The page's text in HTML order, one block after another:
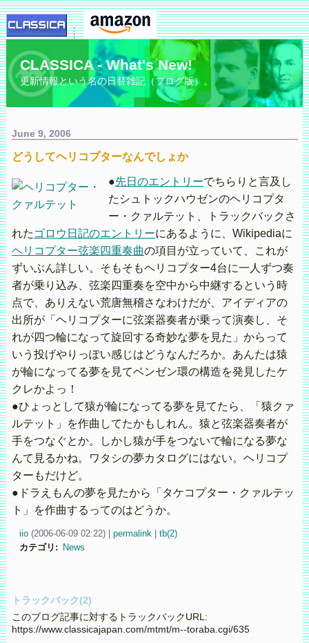
CLASSICA - What's New!
更新情報という名の日替雑記（ブログ版）。
June 9, 2006
どうしてヘリコプターなんでしょか
●先日のエントリーでちらりと言及し
たシュトックハウゼンのヘリコプタ
ー・クァルテット、トラックバックさ
れた ゴロウ日記のエントリーにあるように、Wikipediaに
ヘリコプター弦楽四重奏曲の項目が立っていて、これが
ずいぶん詳しい。そもそもヘリコプター4台に一人ずつ奏
者が乗り込み、弦楽四重奏を空中から中継するという時
点で、ありえない荒唐無稽さなわけだが、アイディアの
出所が「ヘリコプターに弦楽器奏者が乗って演奏し、そ
れが四つ輪になって旋回する奇妙な夢を見た」からって
いう投げやりっぽい感じはどうなんだろか。あんたは猿
が輪になってる夢を見てベンゼン環の構造を発見したケ
クレかよっ！
●ひょっとして猿が輪になってる夢を見てたら、「猿クァ
ルテット」を作曲してたかもしれん。猿と弦楽器奏者が
手をつなぐとか。しかし猿が手をつないで輪になる夢な
んて見るかね。ワタシの夢カタログにはない。ヘリコプ
ターもだけど。
●ドラえもんの夢を見たから「タケコプター・クァルテッ
ト」を作曲するってのはどうか。
iio (2006-06-09 02:22) permalink| tb(2)
カテゴリ : News
トラックバック(2)
このブログ記事に対するトラックバックURL:
https://www.classicajapan.com/mtmt/m--toraba.cgi/635